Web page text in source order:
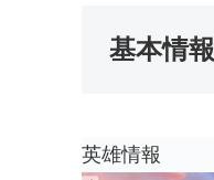
基本情報
英雄情報